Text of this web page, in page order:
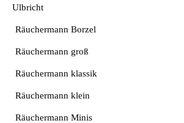
Ulbricht
Räuchermann Borzel
Räuchermann groß
Räuchermann klassik
Räuchermann klein
Räuchermann Minis